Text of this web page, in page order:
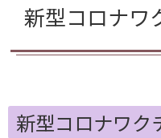
新型コロナワ
新型コロナワク